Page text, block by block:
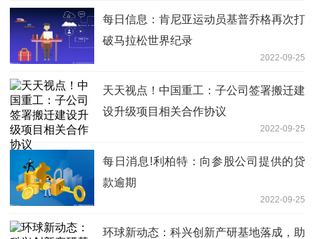
每日信息：肯尼亚运动员基普乔格再次打
破马拉松世界纪录
2022-09-25
天天视点！中国重工：子公司签署搬迁建
设升级项目相关合作协议
2022-09-25
每日消息!利柏特：向参股公司提供的贷
款逾期
2022-09-25
环球新动态：科兴创新产研基地落成，助